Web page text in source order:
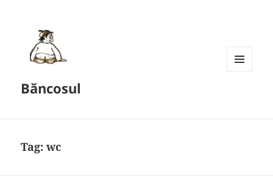
Băncosul
Tag:wc